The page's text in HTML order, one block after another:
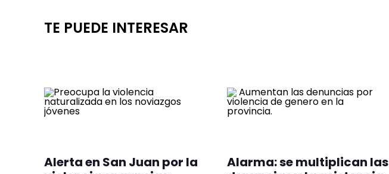
TE PUEDE INTERESAR
Alerta en San Juan por la
Alarma: se multiplican las